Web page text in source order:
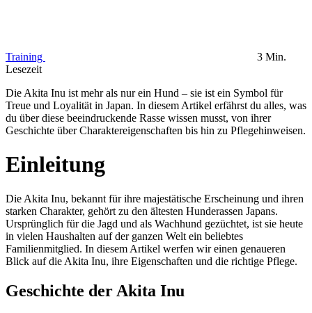
Training
3 Min.
Lesezeit
Die Akita Inu ist mehr als nur ein Hund – sie ist ein Symbol für
Treue und Loyalität in Japan. In diesem Artikel erfährst du alles, was
du über diese beeindruckende Rasse wissen musst, von ihrer
Geschichte über Charaktereigenschaften bis hin zu Pflegehinweisen.
Einleitung
Die Akita Inu, bekannt für ihre majestätische Erscheinung und ihren
starken Charakter, gehört zu den ältesten Hunderassen Japans.
Ursprünglich für die Jagd und als Wachhund gezüchtet, ist sie heute
in vielen Haushalten auf der ganzen Welt ein beliebtes
Familienmitglied. In diesem Artikel werfen wir einen genaueren
Blick auf die Akita Inu, ihre Eigenschaften und die richtige Pflege.
Geschichte der Akita Inu